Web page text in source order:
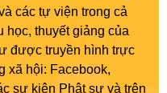
các tự viện trong cả
thuyết giảng của
được truyền hình trực
xã hội: Facebook,
sự kiện Phật sự và trên